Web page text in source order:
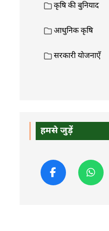
कृषि की बुनियाद
आधुनिक कृषि
सरकारी योजनाएँ
हमसे जुड़ें